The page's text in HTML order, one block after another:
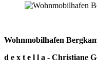
Wohnmobilhafen
d e x t e l l a - Christiane